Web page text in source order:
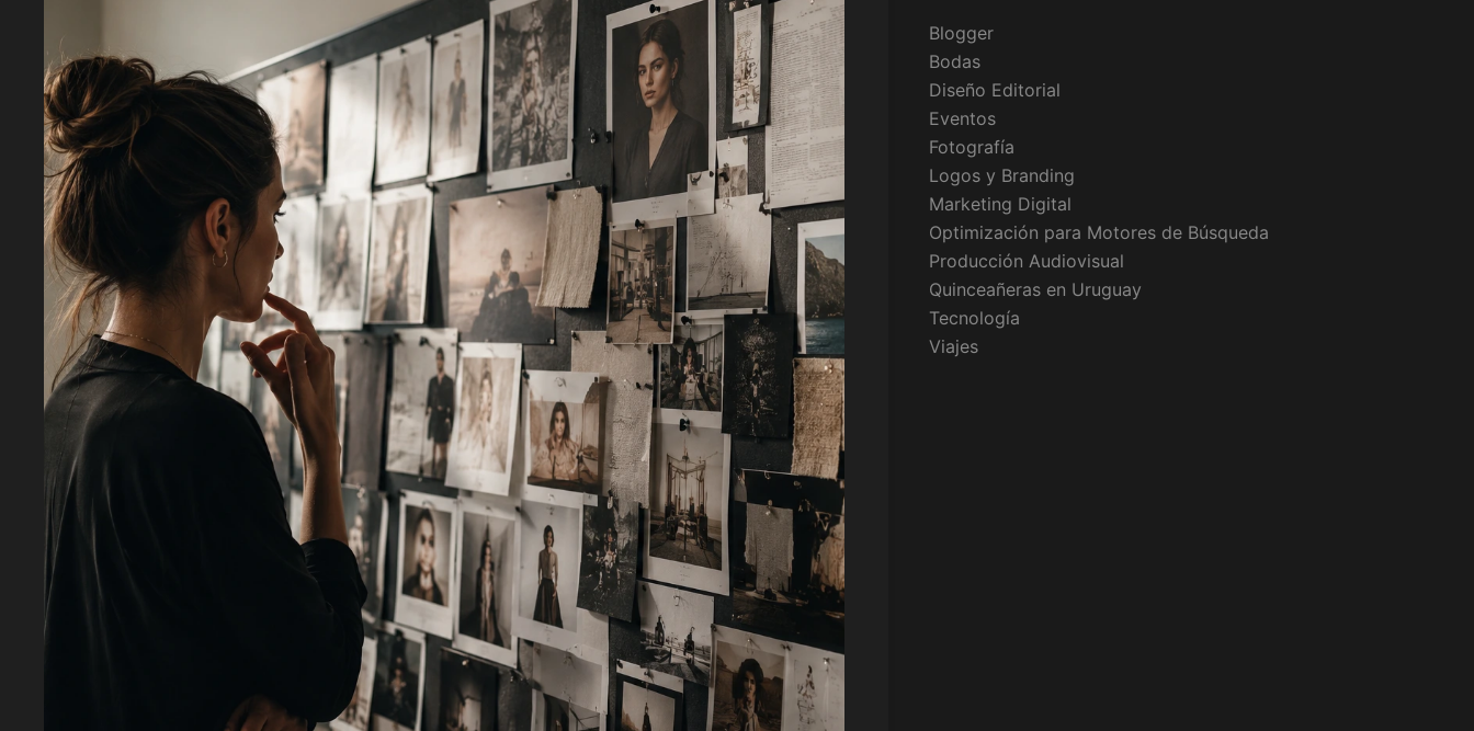
Blogger
Bodas
Diseño Editorial
Eventos
Fotografía
Logos y Branding
Marketing Digital
Optimización para Motores de Búsqueda
Producción Audiovisual
Quinceañeras en Uruguay
Tecnología
Viajes